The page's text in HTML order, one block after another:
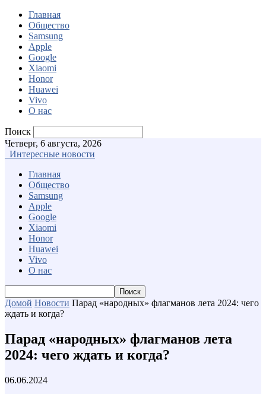
Главная
Общество
Samsung
Apple
Google
Xiaomi
Honor
Huawei
Vivo
О нас
Поиск
Четверг, 6 августа, 2026
Интересные новости
Главная
Общество
Samsung
Apple
Google
Xiaomi
Honor
Huawei
Vivo
О нас
Домой Новости Парад «народных» флагманов лета 2024: чего
ждать и когда?
Парад «народных» флагманов лета
2024: чего ждать и когда?
06.06.2024